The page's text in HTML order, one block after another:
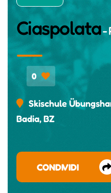
Ciaspolata-
0
Skischule
Badia, BZ
CONDIVIDI